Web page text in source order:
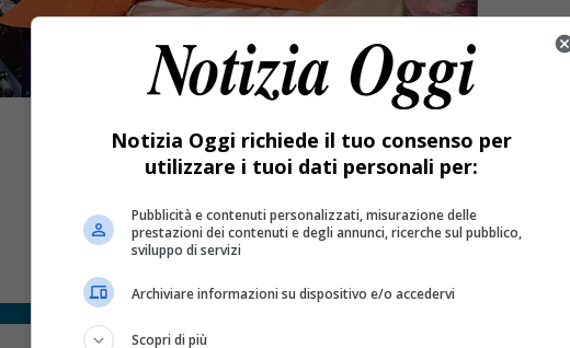
Notizia Oggi richiede il tuo consenso per
utilizzare i tuoi dati personali per:
Pubblicità e contenuti personalizzati, misurazione delle
prestazioni dei contenuti e degli annunci, ricerche sul pubblico,
sviluppo di servizi
Archiviare informazioni su dispositivo e/o accedervi
Scopri di più